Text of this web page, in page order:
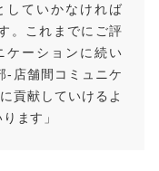
していかなければ
。これまでにご評
ケーションに続い
-店舗間コミュニケ
貢献していけるよ
ます」